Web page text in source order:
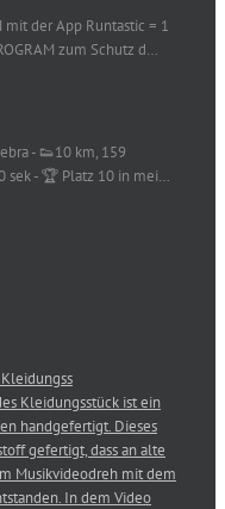
mit der App Runtastic = 1
zum Schutz d…
- 👟10 km, 159
sek - 🏆 Platz 10 in mei…